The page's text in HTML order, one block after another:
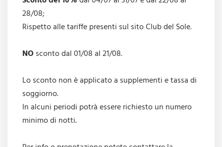
28/08;
Rispetto alle tariffe presenti sul sito Club del Sole.
NOsconto dal 01/08 al 21/08.
Lo sconto non è applicato a supplementi e tassa di
soggiorno.
In alcuni periodi potrà essere richiesto un numero
minimo di notti.